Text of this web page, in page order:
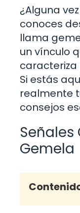
¿Alguna
conoces
llama
un vínculo
caracteriza
Si estás
realmente
consejos
Gemela